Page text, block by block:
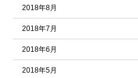
2018年8月
2018年7月
2018年6月
2018年5月